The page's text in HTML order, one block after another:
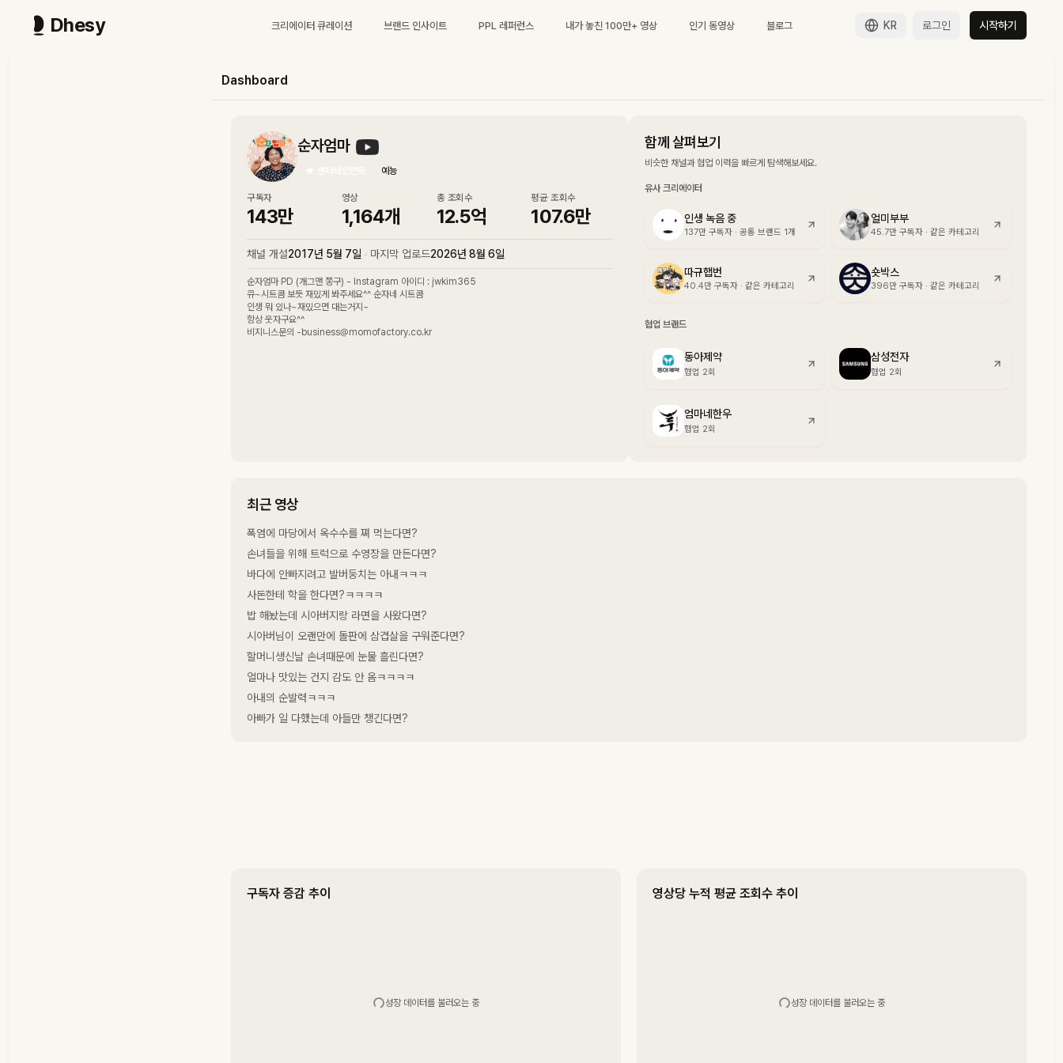
Dhesy 크리에이터 큐레이션 브랜드 인사이트 PPL 레퍼런스 내가 놓친 100만+ 영상 인기 동영상 블로그 KR 로그인 시작하기
Dashboard
순자엄마
★ 엔터테인먼트 예능
구독자
143만
영상
1,164개
총 조회수
12.5억
평균 조회수
107.6만
채널 개설2017년 5월 7일 마지막 업로드2026년 8월 6일
순자엄마 PD (개그맨 쫑구) - Instagram 아이디 : jwkim365
큐~시트콤 보듯 재밌게 봐주세요^^ 순자네 시트콤
인생 뭐 있나~재밌으면 대는거지~
항상 웃자구요^^
비지니스문의 -business@momofactory.co.kr
함께 살펴보기
비슷한 채널과 협업 이력을 빠르게 탐색해보세요.
유사 크리에이터
인생 녹음 중
137만 구독자 · 공통 브랜드 1개
얼미부부
45.7만 구독자· 같은 카테고리
따규햅번
40.4만 구독자 · 같은 카테고리
숏박스
396만 구독자· 같은 카테고리
협업 브랜드
동아제약
협업 2회
삼성전자
협업 2회
엄마네한우
협업 2회
최근 영상
폭염에 마당에서 옥수수를 쪄 먹는다면?
손녀들을 위해 트럭으로 수영장을 만든다면?
바다에 안빠지려고 발버둥치는 아내ㅋㅋㅋ
사돈한테 학을 한다면?ㅋㅋㅋㅋ
밥 해놨는데 시아버지랑 라면을 사왔다면?
시아버님이 오랜만에 돌판에 삼겹살을 구워준다면?
할머니생신날 손녀때문에 눈물 흘린다면?
얼마나 맛있는 건지 감도 안 옴ㅋㅋㅋㅋ
아내의 순발력ㅋㅋㅋ
아빠가 일 다했는데 아들만 챙긴다면?
구독자 증감 추이
성장 데이터를 불러오는 중
영상당 누적 평균 조회수 추이
성장 데이터를 불러오는 중